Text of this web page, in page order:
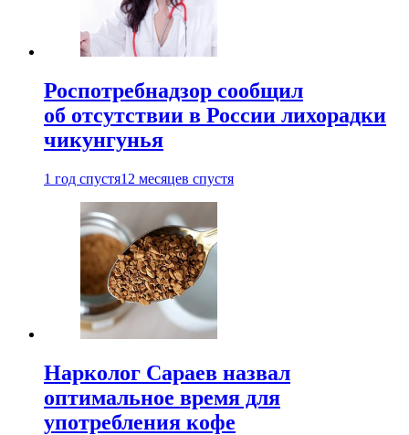
Роспотребнадзор сообщил
об отсутствии в России лихорадки
чикунгунья
1 год спустя12 месяцев спустя
Нарколог Сараев назвал
оптимальное время для
употребления кофе